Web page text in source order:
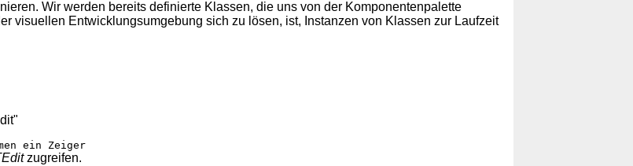
Wir werden bereits definierte Klassen, die uns von der Komponentenpalette
visuellen Entwicklungsumgebung sich zu lösen, ist, Instanzen von Klassen zur Laufzeit
zugreifen.